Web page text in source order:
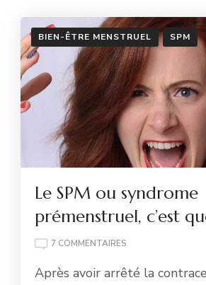
BIEN-ÊTRE MENSTRUEL SPM
Le SPM ou syndrome
prémenstruel, c’est
7 COMMENTAIRES
SPM
Après avoir arrêté la